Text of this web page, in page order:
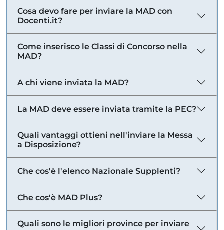
Cosa devo fare per inviare la MAD con
Docenti.it?
Come inserisco le Classi di Concorso nella
MAD?
A chi viene inviata la MAD?
La MAD deve essere inviata tramite la PEC?
Quali vantaggi ottieni nell'inviare la Messa
a Disposizione?
Che cos'è l'elenco Nazionale Supplenti?
Che cos'è MAD Plus?
Quali sono le migliori province per inviare